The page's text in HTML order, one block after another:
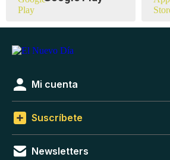
Mi cuenta
Suscríbete
Newsletters